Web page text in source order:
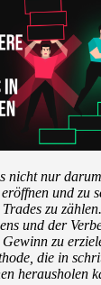
nicht nur
und zu
zu
und der
zu
die in
herausholen